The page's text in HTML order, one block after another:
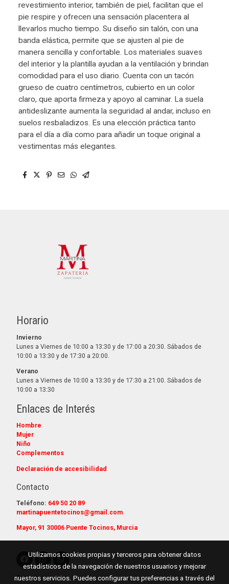
revestimiento interior, también de piel, facilitan que el
pie respire y ofrecen una sensación placentera al
llevarlos mucho tiempo. Su diseño sin talón, con una
banda elástica, permite que se ajusten al pie de
manera sencilla y confortable. Los materiales suaves
del interior y la plantilla ayudan a la ventilación y brindan
comodidad para el uso diario. Cuenta con un tacón
grueso de cuatro centímetros, cubierto en un color
claro, que aporta firmeza y apoyo al caminar. La suela
antideslizante aumenta la seguridad al andar, incluso en
suelos resbaladizos. Es una elección práctica tanto
para el día a día como para añadir un toque original a
vestimentas más elegantes.
Horario
Invierno
Lunes a Viernes de 10:00 a 13:30 y de 17:00 a 20:30. Sábados de
10:00 a 13:30 y de 17:30 a 20:00.
Verano
Lunes a Viernes de 10:00 a 13:30 y de 17:30 a 21:00. Sábados de
10:00 a 13:30
Enlaces de Interés
Hombre
Mujer
Niño
Complementos
Declaración de accesibilidad
Contacto
Teléfono: 649 50 20 89
martinapuentetocinos@gmail.com
Mayor, 91 30006 Puente Tocinos, Murcia
Aviso legal
Utilizamos cookies propias y terceros para obtener datos
estadísticos de la navegación de nuestros usuarios y mejorar
nuestros servicios. Puedes configurar tus preferencias a través del